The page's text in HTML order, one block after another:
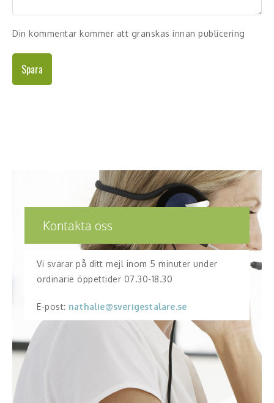
Alla talare
Din kommentar kommer att granskas innan publicering
Spara
Kontakta oss
Vi svarar på ditt mejl inom 5 minuter under
ordinarie öppettider 07.30-18.30
E-post: nathalie@sverigestalare.se